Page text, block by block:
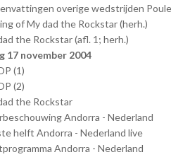
overige wedstrijden
of My dad the Rockstar (herh.)
the Rockstar (afl. 1; herh.)
17 november 2004
(1)
(2)
the Rockstar
Andorra - Nederland
helft Andorra - Nederland live
Andorra - Nederland